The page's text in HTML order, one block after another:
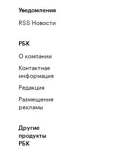
Уведомления
RSS Новости
РБК
О компании
Контактная
информация
Редакция
Размещение
рекламы
Другие
продукты
РБК